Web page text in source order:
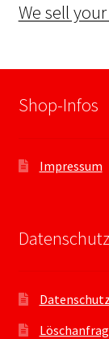
We sell
Shop-Infos
Impressum
Datenschutz